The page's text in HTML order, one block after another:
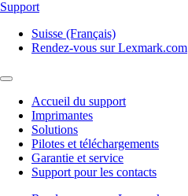
Support
Suisse (Français)
Rendez-vous sur Lexmark.com
Accueil du support
Imprimantes
Solutions
Pilotes et téléchargements
Garantie et service
Support pour les contacts